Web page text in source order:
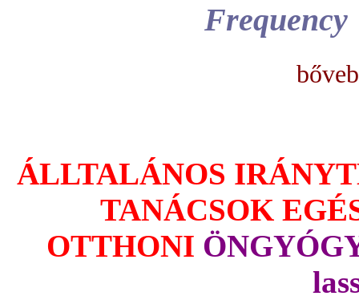
Frequency
ÁLLTALÁNOS
TANÁCSOK
OTTHONI Ö